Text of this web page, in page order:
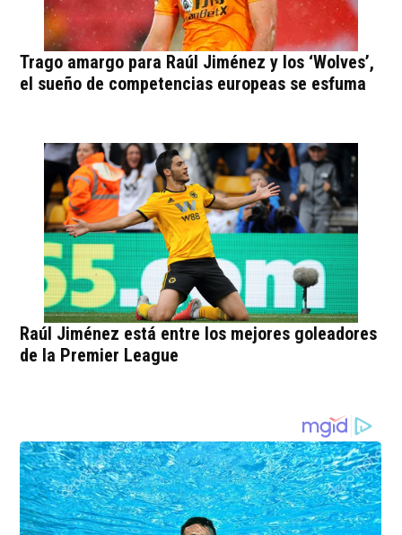
Trago amargo para Raúl Jiménez y los ‘Wolves’,
el sueño de competencias europeas se esfuma
Raúl Jiménez está entre los mejores goleadores
de la Premier League